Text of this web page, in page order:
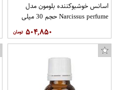
اسانس خوشبوکننده بلومون مدل
Narcissus perfume حجم 30 میلی
۵۰۴,۸۵۰